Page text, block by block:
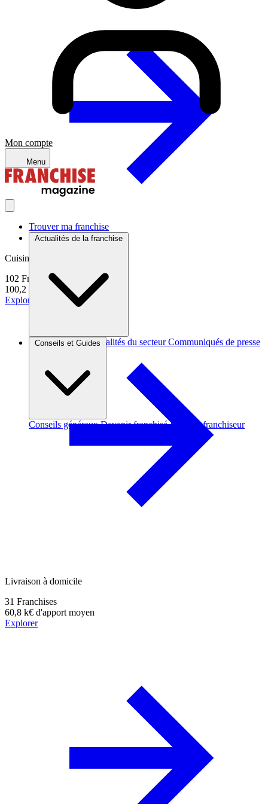
Mon compte
Menu
Trouver ma franchise
Actualités de la franchise
Brèves et actus Actualités du secteur Communiqués de presse
Conseils et Guides
Conseils généraux Devenir franchisé Devenir franchiseur
Cuisine du monde
102 Franchises
100,2 k€
d'apport moyen
Explorer
Livraison à domicile
31 Franchises
60,8 k€ d'apport moyen
Explorer